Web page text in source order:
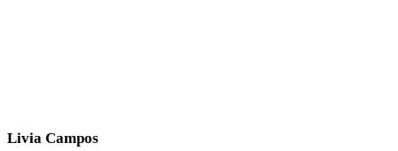
Livia Campos